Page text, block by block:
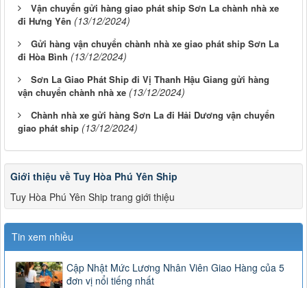
Vận chuyển gửi hàng giao phát ship Sơn La chành nhà xe
đi Hưng Yên (13/12/2024)
Gửi hàng vận chuyển chành nhà xe giao phát ship Sơn La
đi Hòa Bình (13/12/2024)
Sơn La Giao Phát Ship đi Vị Thanh Hậu Giang gửi hàng
vận chuyển chành nhà xe (13/12/2024)
Chành nhà xe gửi hàng Sơn La đi Hải Dương vận chuyển
giao phát ship (13/12/2024)
Giới thiệu về Tuy Hòa Phú Yên Ship
Tuy Hòa Phú Yên Ship trang giới thiệu
Tin xem nhiều
Cập Nhật Mức Lương Nhân Viên Giao Hàng của 5
đơn vị nổi tiếng nhất